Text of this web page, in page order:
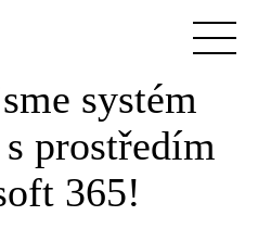
Produkty
Podpora
systém
prostředím
365!